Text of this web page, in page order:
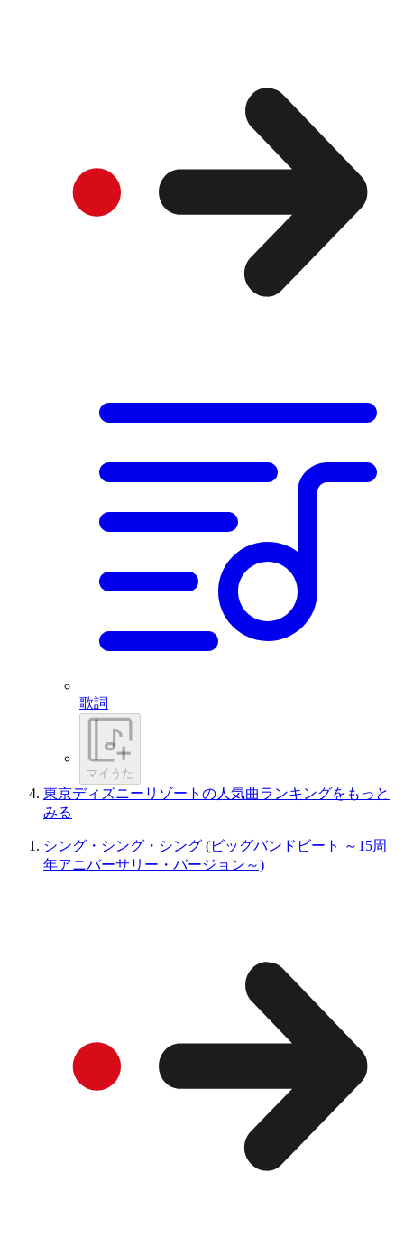
歌詞
マイうた
東京ディズニーリゾートの人気曲ランキングをもっと
みる
シング・シング・シング (ビッグバンドビート ～15周
年アニバーサリー・バージョン～)